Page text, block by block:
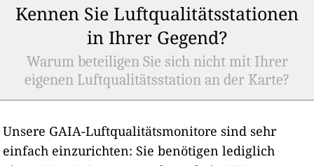
Kennen Sie Luftqualitätsstationen
in Ihrer Gegend?
Warum beteiligen Sie sich nicht mit Ihrer
eigenen Luftqualitätsstation an der Karte?
Unsere GAIA-Luftqualitätsmonitore sind sehr
einfach einzurichten: Sie benötigen lediglich